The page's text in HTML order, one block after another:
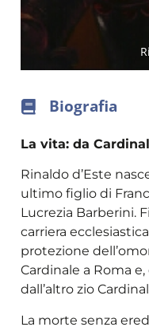
Biografia
La vita: da
Rinaldo d’Este
ultimo figlio di
Lucrezia Barberini.
carriera
protezione
Cardinale a Roma
dall’altro zio
La morte senza